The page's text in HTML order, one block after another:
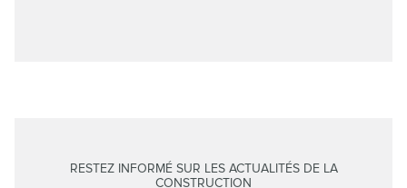
RESTEZ INFORMÉ SUR LES ACTUALITÉS DE LA
CONSTRUCTION